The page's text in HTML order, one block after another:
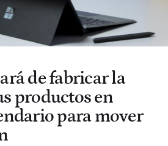
de fabricar la
productos en
para mover